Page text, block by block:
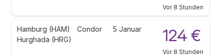
Vor 8 Stunden
Hamburg (HAM)
Hurghada (HRG)
Condor 5 Januar 124 €
Vor 8 Stunden